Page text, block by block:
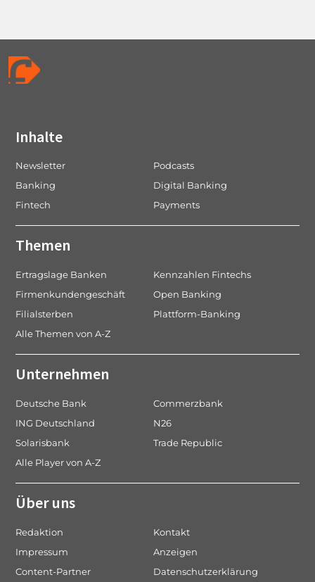
Inhalte
Newsletter
Podcasts
Banking
Digital Banking
Fintech
Payments
Themen
Ertragslage Banken
Kennzahlen Fintechs
Firmenkundengeschäft
Open Banking
Filialsterben
Plattform-Banking
Alle Themen von A-Z
Unternehmen
Deutsche Bank
Commerzbank
ING Deutschland
N26
Solarisbank
Trade Republic
Alle Player von A-Z
Über uns
Redaktion
Kontakt
Impressum
Anzeigen
Content-Partner
Datenschutzerklärung